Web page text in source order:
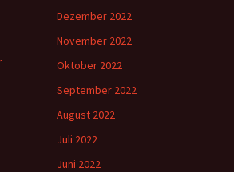
Dezember 2022
November 2022
Oktober 2022
September 2022
August 2022
Juli 2022
Juni 2022